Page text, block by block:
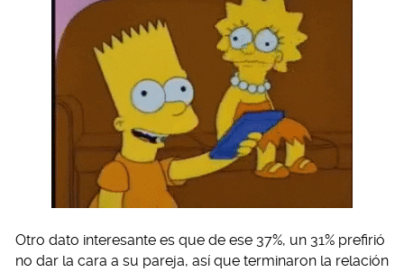
Otro dato interesante es que de ese 37%, un 31% prefirió
no dar la cara a su pareja, así que terminaron la relación